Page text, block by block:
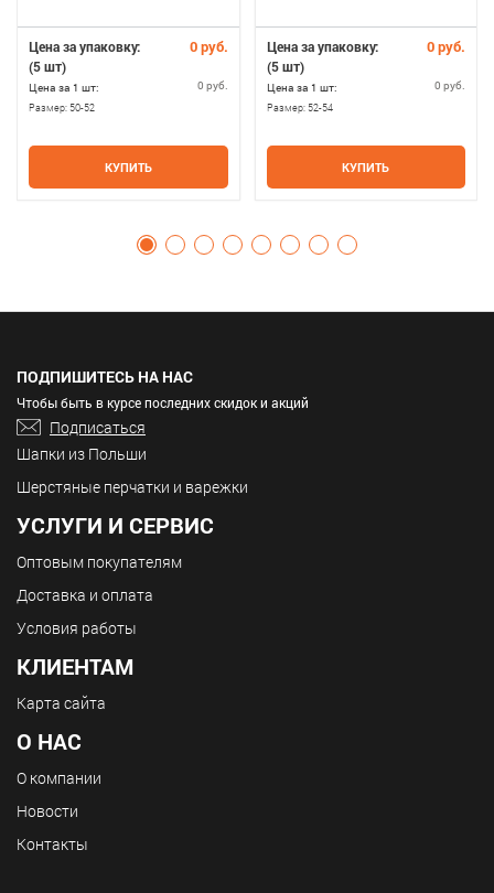
Цена за упаковку: 0 руб.
(5 шт)
Цена за 1 шт: 0 руб.
Размер:50-52
КУПИТЬ
Цена за упаковку: 0 руб.
(5 шт)
Цена за 1 шт: 0 руб.
Размер: 52-54
КУПИТЬ
ПОДПИШИТЕСЬ НА НАС
Чтобы быть в курсе последних скидок и акций
Подписаться
Шапки из Польши
Шерстяные перчатки и варежки
УСЛУГИ И СЕРВИС
Оптовым покупателям
Доставка и оплата
Условия работы
КЛИЕНТАМ
Карта сайта
О НАС
О компании
Новости
Контакты